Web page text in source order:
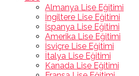
Almanya Lise Eğitimi
İngiltere Lise Eğitimi
İspanya Lise Eğitimi
Amerika Lise Eğitimi
İsviçre Lise Eğitimi
İtalya Lise Eğitimi
Kanada Lise Eğitimi